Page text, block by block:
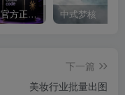
Claude code 官方正版 超强工具【会员免费领取安装包】 中式梦核
下一篇
美妆行业批量出图